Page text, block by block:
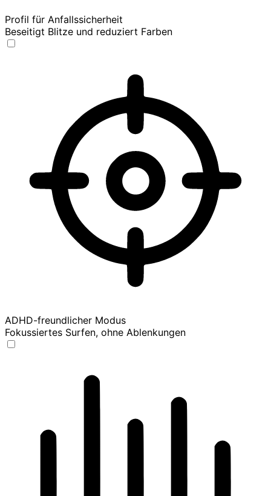
Profil für Anfallssicherheit
Beseitigt Blitze und reduziert Farben
ADHD-freundlicher Modus
Fokussiertes Surfen, ohne Ablenkungen